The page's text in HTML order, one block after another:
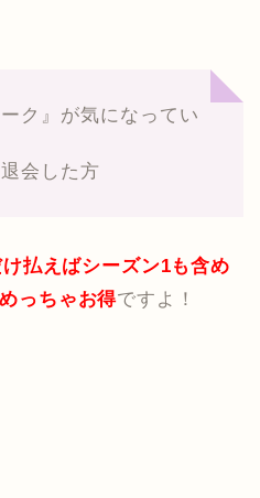
ク』が気になってい
会した方
払えばシーズン1も含め
っちゃお得ですよ！